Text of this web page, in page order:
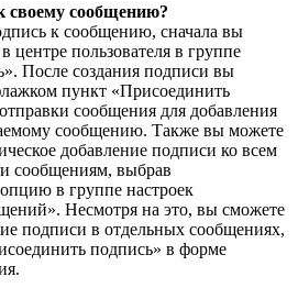
своему сообщению?
к сообщению, сначала вы
центре пользователя в группе
После создания подписи вы
пункт «Присоединить
сообщения для добавления
сообщению. Также вы можете
добавление подписи ко всем
сообщениям, выбрав
в группе настроек
Несмотря на это, вы сможете
подписи в отдельных сообщениях,
подпись» в форме